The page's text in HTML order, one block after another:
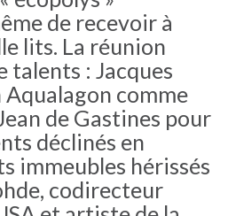
de recevoir à
lits. La réunion
talents : Jacques
comme
de Gastines pour
déclinés en
immeubles hérissés
codirecteur